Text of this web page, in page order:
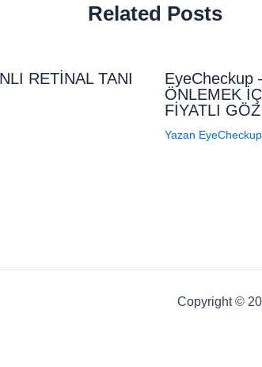
Related Posts
RETİNAL TANI
EyeCheckup
ÖNLEMEK
FİYATLI
Yazan
Copyright ©